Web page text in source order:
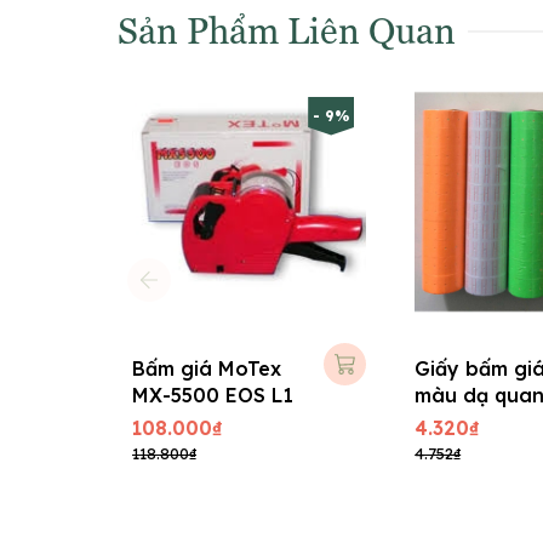
Sản Phẩm Liên Quan
- 9%
Bấm giá MoTex
MX-5500 EOS L1
108.000₫
118.800₫
Giấy bấm giá
màu dạ
4.320₫
4.752₫